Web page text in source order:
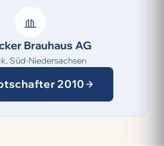
Brauhaus AG
Süd-Niedersachsen
2010